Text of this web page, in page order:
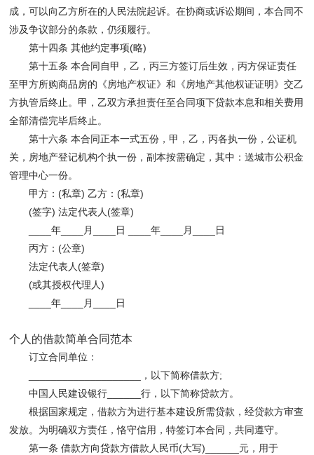
成，可以向乙方所在的人民法院起诉。在协商或诉讼期间，本合同不
涉及争议部分的条款，仍须履行。
第十四条 其他约定事项(略)
第十五条 本合同自甲，乙，丙三方签订后生效，丙方保证责任
至甲方所购商品房的《房地产权证》和《房地产其他权证证明》交乙
方执管后终止。甲，乙双方承担责任至合同项下贷款本息和相关费用
全部清偿完毕后终止。
第十六条 本合同正本一式五份，甲，乙，丙各执一份，公证机
关，房地产登记机构个执一份，副本按需确定，其中：送城市公积金
管理中心一份。
甲方：(私章) 乙方：(私章)
(签字) 法定代表人(签章)
____年____月____日 ____年____月____日
丙方：(公章)
法定代表人(签章)
(或其授权代理人)
____年____月____日
个人的借款简单合同范本
订立合同单位：
____________________，以下简称借款方;
中国人民建设银行______行，以下简称贷款方。
根据国家规定，借款方为进行基本建设所需贷款，经贷款方审查
发放。为明确双方责任，恪守信用，特签订本合同，共同遵守。
第一条 借款方向贷款方借款人民币(大写)______元，用于